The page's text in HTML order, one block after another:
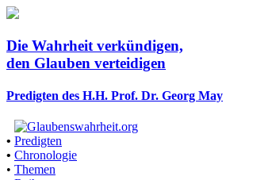
Die Wahrheit verkündigen,
den Glauben verteidigen
Predigten des H.H. Prof. Dr. Georg May
• Predigten
• Chronologie
• Themen